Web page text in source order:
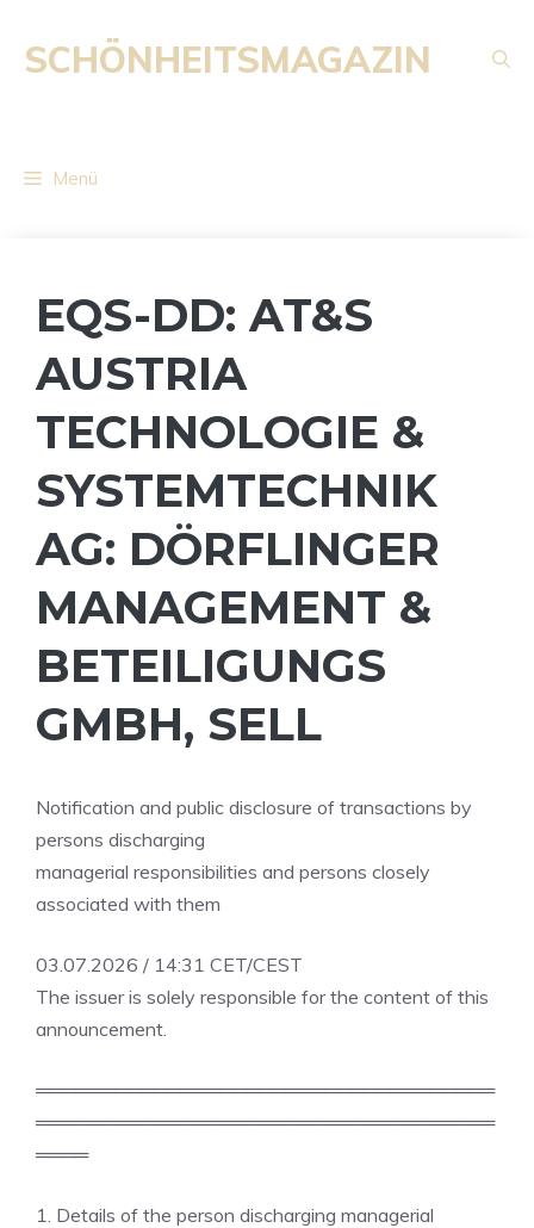
Inhalt
springen
SCHÖNHEITSMAGAZIN
Menü
EQS-DD: AT&S
AUSTRIA
TECHNOLOGIE &
SYSTEMTECHNIK
AG: DÖRFLINGER
MANAGEMENT &
BETEILIGUNGS
GMBH, SELL
Notification and public disclosure of transactions by
persons discharging
managerial responsibilities and persons closely
associated with them
03.07.2026 / 14:31 CET/CEST
The issuer is solely responsible for the content of this
announcement.
═══════════════════════════════════
═══════════════════════════════════
════
1. Details of the person discharging managerial